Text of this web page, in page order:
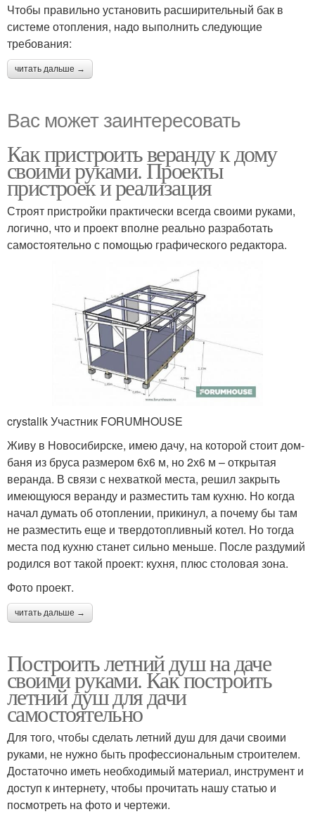
Чтобы правильно установить расширительный бак в
системе отопления, надо выполнить следующие
требования:
читать дальше →
Вас может заинтересовать
Как пристроить веранду к дому
своими руками. Проекты
пристроек и реализация
Строят пристройки практически всегда своими руками,
логично, что и проект вполне реально разработать
самостоятельно с помощью графического редактора.
crystalik Участник FORUMHOUSE
Живу в Новосибирске, имею дачу, на которой стоит дом-
баня из бруса размером 6х6 м, но 2х6 м – открытая
веранда. В связи с нехваткой места, решил закрыть
имеющуюся веранду и разместить там кухню. Но когда
начал думать об отоплении, прикинул, а почему бы там
не разместить еще и твердотопливный котел. Но тогда
места под кухню станет сильно меньше. После раздумий
родился вот такой проект: кухня, плюс столовая зона.
Фото проект.
читать дальше →
Построить летний душ на даче
своими руками. Как построить
летний душ для дачи
самостоятельно
Для того, чтобы сделать летний душ для дачи своими
руками, не нужно быть профессиональным строителем.
Достаточно иметь необходимый материал, инструмент и
доступ к интернету, чтобы прочитать нашу статью и
посмотреть на фото и чертежи.